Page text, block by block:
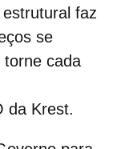
faz
se
torne cada
da Krest.